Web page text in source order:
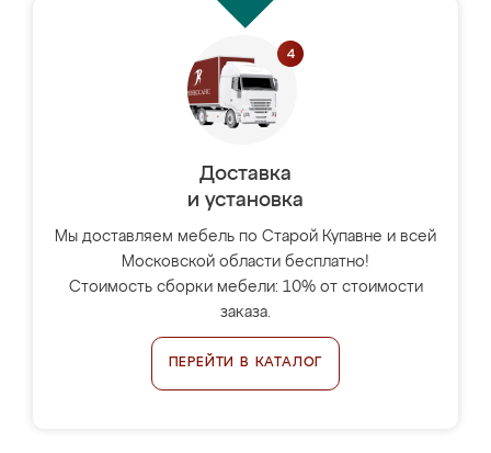
Доставка
и установка
Мы доставляем мебель по Старой Купавне и всей
Московской области бесплатно!
Стоимость сборки мебели: 10% от стоимости
заказа.
ПЕРЕЙТИ В КАТАЛОГ